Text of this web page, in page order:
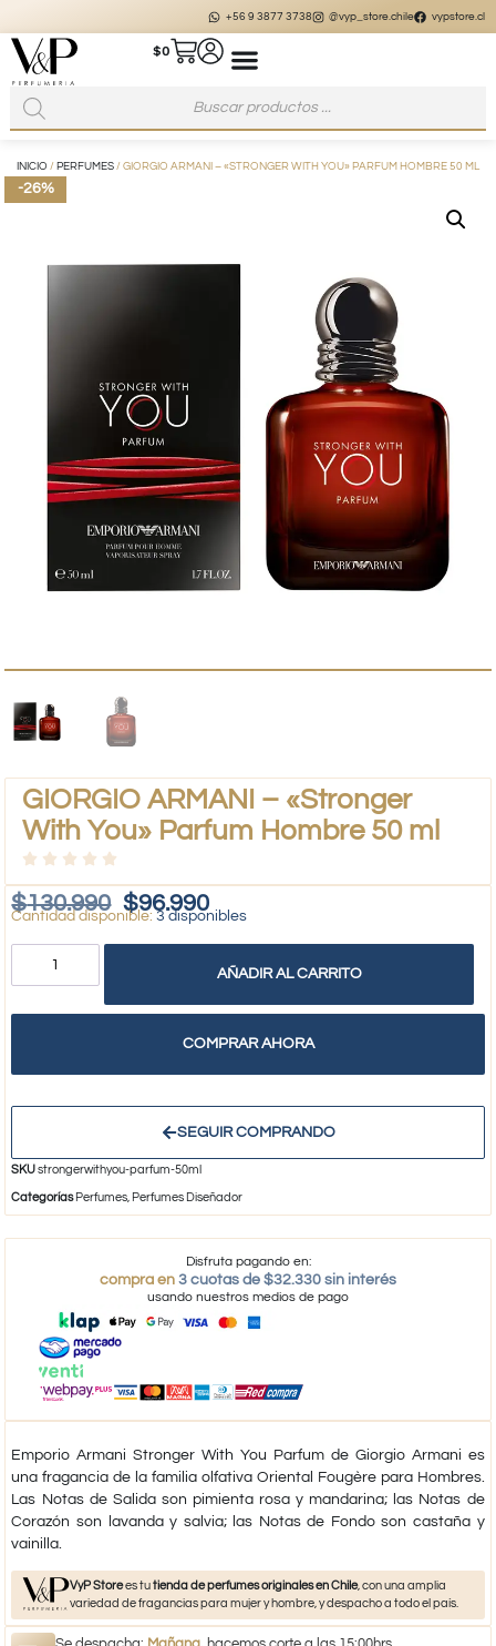
+56 9 3877 3738 @vyp_store.chile vypstore.cl
$0
INICIO / PERFUMES / GIORGIO ARMANI – «STRONGER WITH YOU» PARFUM HOMBRE 50 ML
-26%
GIORGIO ARMANI – «Stronger
With You» Parfum Hombre 50 ml
$130.990 $96.990
3 disponibles
AÑADIR AL CARRITO
COMPRAR AHORA
SEGUIR COMPRANDO
SKUstrongerwithyou-parfum-50ml
Categorías Perfumes, Perfumes Diseñador
Disfruta pagando en:
compra en 3 cuotas de $32.330 sin interés
usando nuestros medios de pago
Emporio Armani Stronger With You Parfumde Giorgio Armani es
una fragancia de la familia olfativa Oriental Fougère para Hombres.
Las Notas de Salida son pimienta rosa y mandarina; las Notas de
Corazón son lavanda y salvia; las Notas de Fondo son castaña y
vainilla.
VyP Storees tutienda de perfumes originales en Chile, con una amplia
variedad de fragancias para mujer y hombre, y despacho a todo el país.